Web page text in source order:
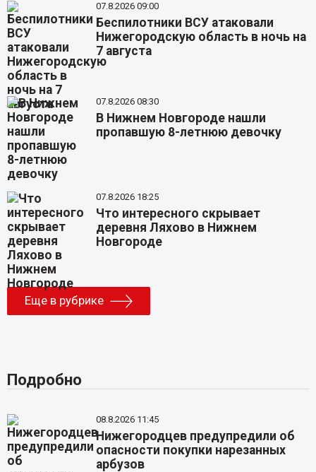
07.8.2026 09:00
Беспилотники ВСУ атаковали
Нижегородскую область в ночь на
7 августа
07.8.2026 08:30
В Нижнем Новгороде нашли
пропавшую 8-летнюю девочку
07.8.2026 18:25
Что интересного скрывает
деревня Ляхово в Нижнем
Новгороде
Еще в рубрике
Подробно
08.8.2026 11:45
Нижегородцев предупредили об
опасности покупки нарезанных
арбузов